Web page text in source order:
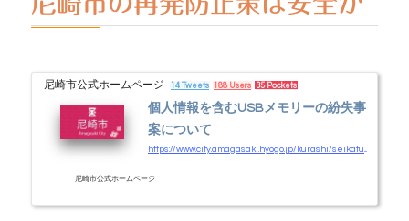
尼崎市公式ホームページ 14 Tweets 188 Users 35 Pockets
個人情報を含むUSBメモリーの紛失事
案について
尼崎市公式ホームページ